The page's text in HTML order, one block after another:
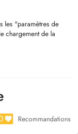
les "paramètres de
chargement de la
Recommandations